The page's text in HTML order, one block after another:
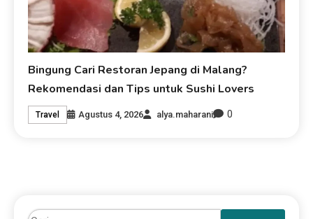
Bingung Cari Restoran Jepang di Malang?
Rekomendasi dan Tips untuk Sushi Lovers
Travel Agustus 4, 2026 alya.maharani 0